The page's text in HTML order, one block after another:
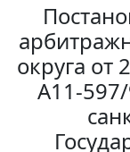
округа от
А11-